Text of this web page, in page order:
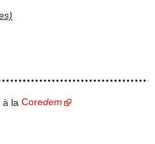
à la Coredem